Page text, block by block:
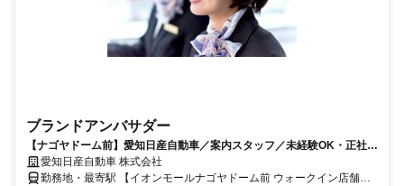
ブランドアンバサダー
【ナゴヤドーム前】愛知日産自動車／案内スタッフ／未経験OK・正社員
前提・賞与有
愛知日産自動車 株式会社
勤務地・最寄駅 【イオンモールナゴヤドーム前 ウォークイン店舗】